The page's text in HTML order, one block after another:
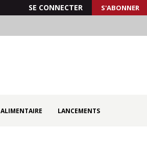
SE CONNECTER S'ABONNER
ALIMENTAIRE LANCEMENTS